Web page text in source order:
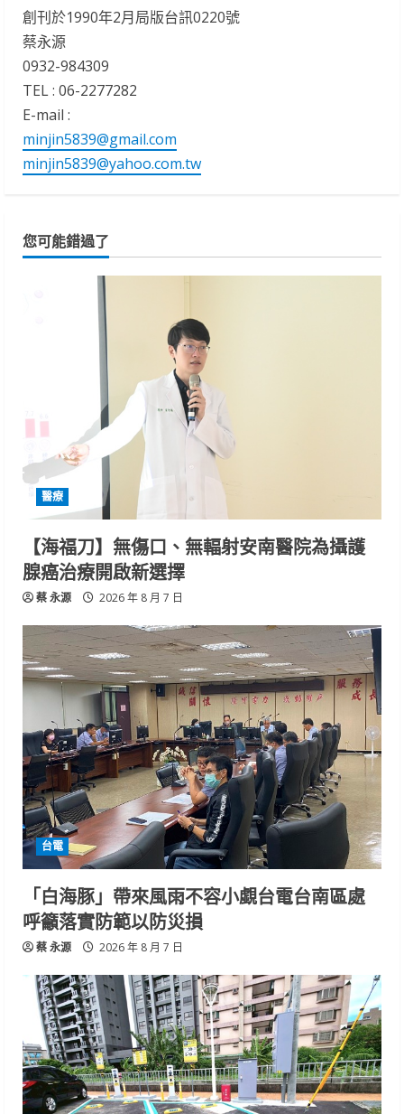
創刊於1990年2月局版台訊0220號
蔡永源
0932-984309
TEL : 06-2277282
E-mail :
minjin5839@gmail.com
minjin5839@yahoo.com.tw
您可能錯過了
醫療
【海福刀】無傷口、無輻射安南醫院為攝護
腺癌治療開啟新選擇
蔡 永源 2026 年 8 月 7 日
台電
「白海豚」帶來風雨不容小覷台電台南區處
呼籲落實防範以防災損
蔡 永源 2026 年 8 月 7 日